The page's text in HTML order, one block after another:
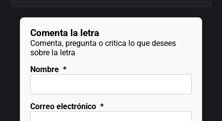
Comenta la letra
Comenta, pregunta o critica lo que desees
sobre la letra
Nombre *
Correo electrónico *